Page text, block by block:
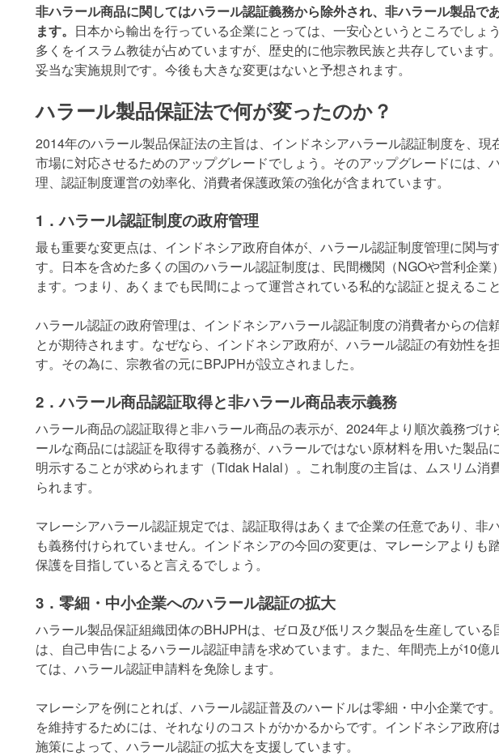
非ハラール商品に関してはハラール認証義務から除外され、非ハラール製品で
ます。 日本から輸出を行っている企業にとっては、一安心というところでしょ
多くをイスラム教徒が占めていますが、歴史的に他宗教民族と共存しています
妥当な実施規則です。今後も大きな変更はないと予想されます。
ハラール製品保証法で何が変ったのか？
2014年のハラール製品保証法の主旨は、インドネシアハラール認証制度を、現
市場に対応させるためのアップグレードでしょう。そのアップグレードには、
理、認証制度運営の効率化、消費者保護政策の強化が含まれています。
1．ハラール認証制度の政府管理
最も重要な変更点は、インドネシア政府自体が、ハラール認証制度管理に関与
す。日本を含めた多くの国のハラール認証制度は、民間機関（NGOや営利企業
ます。つまり、あくまでも民間によって運営されている私的な認証と捉えること
ハラール認証の政府管理は、インドネシアハラール認証制度の消費者からの信
とが期待されます。なぜなら、インドネシア政府が、ハラール認証の有効性を
す。その為に、宗教省の元にBPJPHが設立されました。
2．ハラール商品認証取得と非ハラール商品表示義務
ハラール商品の認証取得と非ハラール商品の表示が、2024年より順次義務づけ
ールな商品には認証を取得する義務が、ハラールではない原材料を用いた製品
明示することが求められます（Tidak Halal）。これ制度の主旨は、ムスリム消
られます。
マレーシアハラール認証規定では、認証取得はあくまで企業の任意であり、非
も義務付けられていません。インドネシアの今回の変更は、マレーシアよりも
保護を目指していると言えるでしょう。
3．零細・中小企業へのハラール認証の拡大
ハラール製品保証組織団体のBHJPHは、ゼロ及び低リスク製品を生産している
は、自己申告によるハラール認証申請を求めています。また、年間売上が10億
ては、ハラール認証申請料を免除します。
マレーシアを例にとれば、ハラール認証普及のハードルは零細・中小企業です
を維持するためには、それなりのコストがかかるからです。インドネシア政府
施策によって、ハラール認証の拡大を支援しています。